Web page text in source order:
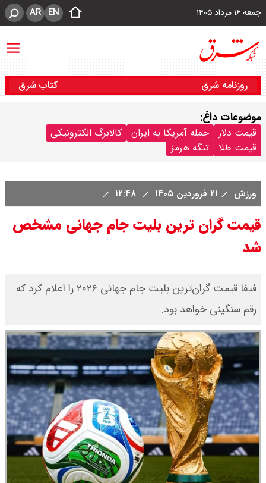
جمعه ۱۶ مرداد ۱۴۰۵ EN
AR
روزنامه شرق کتاب شرق
موضوعات داغ:
قیمت دلار حمله آمریکا به ایران
کالابرگ الکترونیکی
قیمت طلا
تنگه هرمز
ورزش ۲۱ فروردین ۱۴۰۵
قیمت گران ترین بلیت جام جهانی مشخص
شد
فیفا قیمت گران‌ترین بلیت جام جهانی ۲۰۲۶ را اعلام کرد که
رقم سنگینی خواهد بود.